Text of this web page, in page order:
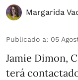
Margarida
Publicado a: 05
Jamie Dimon,
terá